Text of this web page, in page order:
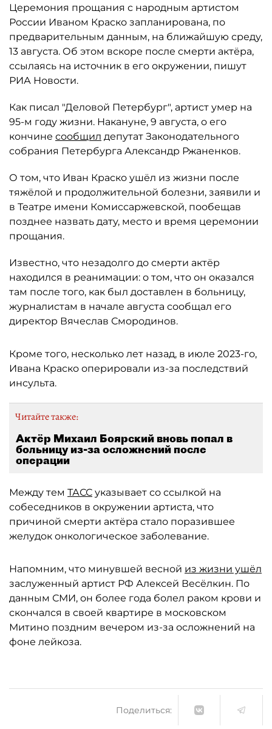
Церемония прощания с народным артистом
России Иваном Краско запланирована, по
предварительным данным, на ближайшую среду,
13 августа. Об этом вскоре после смерти актёра,
ссылаясь на источник в его окружении, пишут
РИА Новости.
Как писал "Деловой Петербург", артист умер на
95-м году жизни. Накануне, 9 августа, о его
кончине сообщил депутат Законодательного
собрания Петербурга Александр Ржаненков.
О том, что Иван Краско ушёл из жизни после
тяжёлой и продолжительной болезни, заявили и
в Театре имени Комиссаржевской, пообещав
позднее назвать дату, место и время церемонии
прощания.
Известно, что незадолго до смерти актёр
находился в реанимации: о том, что он оказался
там после того, как был доставлен в больницу,
журналистам в начале августа сообщал его
директор Вячеслав Смородинов.
Кроме того, несколько лет назад, в июле 2023-го,
Ивана Краско оперировали из-за последствий
инсульта.
Читайте также:
Актёр Михаил Боярский вновь попал в
больницу из-за осложнений после
операции
Между тем ТАСС указывает со ссылкой на
собеседников в окружении артиста, что
причиной смерти актёра стало поразившее
желудок онкологическое заболевание.
Напомним, что минувшей весной из жизни ушёл
заслуженный артист РФ Алексей Весёлкин. По
данным СМИ, он более года болел раком крови и
скончался в своей квартире в московском
Митино поздним вечером из-за осложнений на
фоне лейкоза.
Поделиться: